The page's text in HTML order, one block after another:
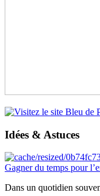
Idées & Astuces
Gagner du temps pour
Dans un quotidien